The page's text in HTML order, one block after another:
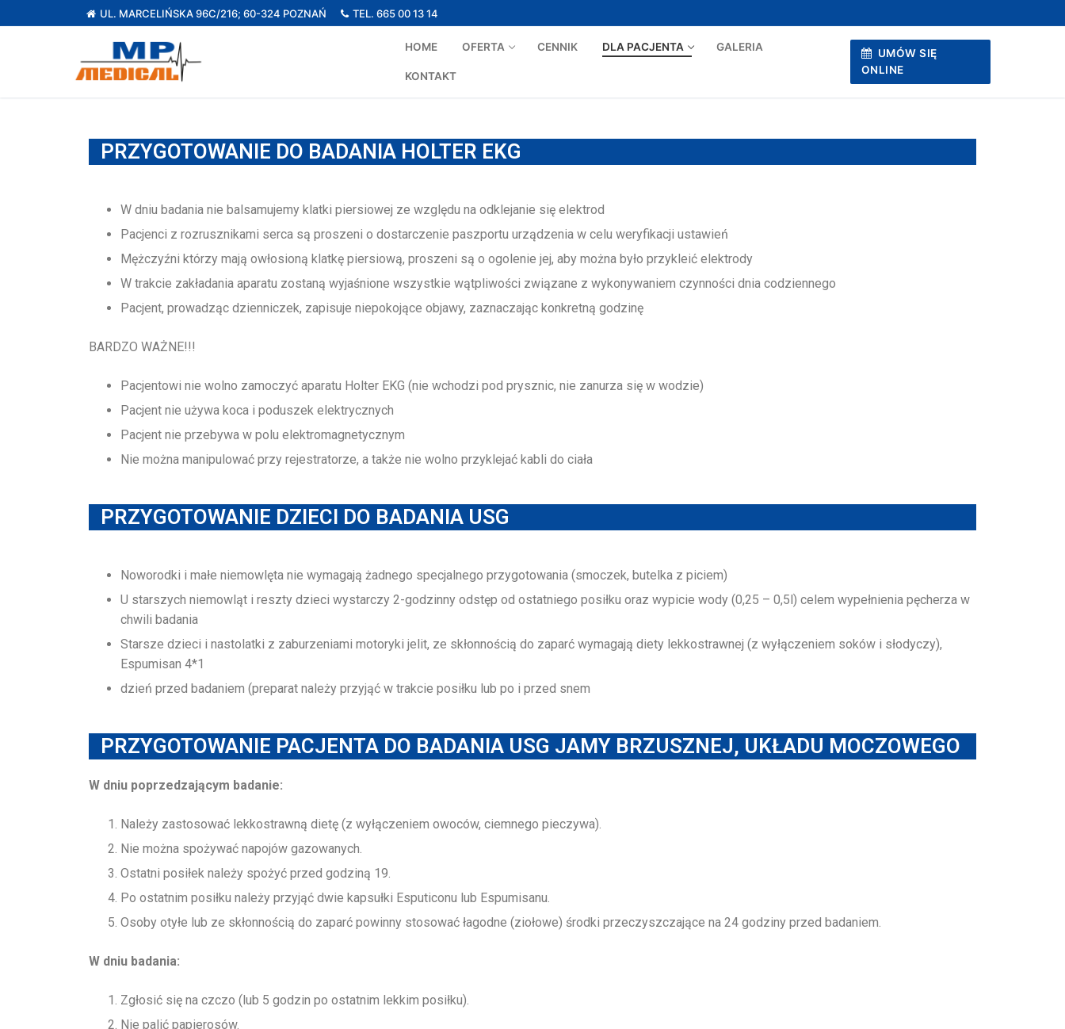
UL. MARCELIŃSKA 96C/216; 60-324 POZNAŃ TEL. 665 00 13 14
HOME OFERTA CENNIK DLA PACJENTA GALERIA
KONTAKT
UMÓW SIĘ
ONLINE
PRZYGOTOWANIE DO BADANIA HOLTER EKG
W dniu badania nie balsamujemy klatki piersiowej ze względu na odklejanie się elektrod
Pacjenci z rozrusznikami serca są proszeni o dostarczenie paszportu urządzenia w celu weryfikacji ustawień
Mężczyźni którzy mają owłosioną klatkę piersiową, proszeni są o ogolenie jej, aby można było przykleić elektrody
W trakcie zakładania aparatu zostaną wyjaśnione wszystkie wątpliwości związane z wykonywaniem czynności dnia codziennego
Pacjent, prowadząc dzienniczek, zapisuje niepokojące objawy, zaznaczając konkretną godzinę
BARDZO WAŻNE!!!
Pacjentowi nie wolno zamoczyć aparatu Holter EKG (nie wchodzi pod prysznic, nie zanurza się w wodzie)
Pacjent nie używa koca i poduszek elektrycznych
Pacjent nie przebywa w polu elektromagnetycznym
Nie można manipulować przy rejestratorze, a także nie wolno przyklejać kabli do ciała
PRZYGOTOWANIE DZIECI DO BADANIA USG
Noworodki i małe niemowlęta nie wymagają żadnego specjalnego przygotowania (smoczek, butelka z piciem)
U starszych niemowląt i reszty dzieci wystarczy 2-godzinny odstęp od ostatniego posiłku oraz wypicie wody (0,25 – 0,5l) celem wypełnienia pęcherza w
chwili badania
Starsze dzieci i nastolatki z zaburzeniami motoryki jelit, ze skłonnością do zaparć wymagają diety lekkostrawnej (z wyłączeniem soków i słodyczy),
Espumisan 4*1
dzień przed badaniem (preparat należy przyjąć w trakcie posiłku lub po i przed snem
PRZYGOTOWANIE PACJENTA DO BADANIA USG JAMY BRZUSZNEJ, UKŁADU MOCZOWEGO
W dniu poprzedzającym badanie:
Należy zastosować lekkostrawną dietę (z wyłączeniem owoców, ciemnego pieczywa).
Nie można spożywać napojów gazowanych.
Ostatni posiłek należy spożyć przed godziną 19.
Po ostatnim posiłku należy przyjąć dwie kapsułki Esputiconu lub Espumisanu.
Osoby otyłe lub ze skłonnością do zaparć powinny stosować łagodne (ziołowe) środki przeczyszczające na 24 godziny przed badaniem.
W dniu badania:
Zgłosić się na czczo (lub 5 godzin po ostatnim lekkim posiłku).
Nie palić papierosów.